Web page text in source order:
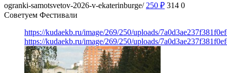
ogranki-samotsvetov-2026-v-ekaterinburge/ 250 ₽ 314 0
Советуем Фестивали
https://kudaekb.ru/image/269/250/uploads/
https://kudaekb.ru/image/269/250/uploads/